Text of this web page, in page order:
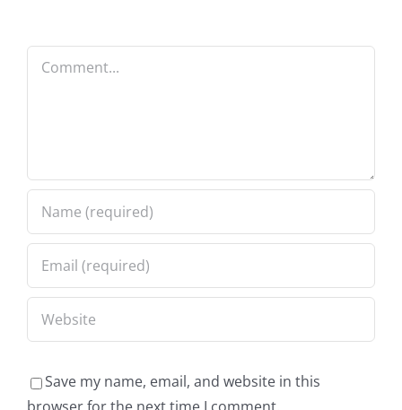
Comment
Save my name, email, and website in this